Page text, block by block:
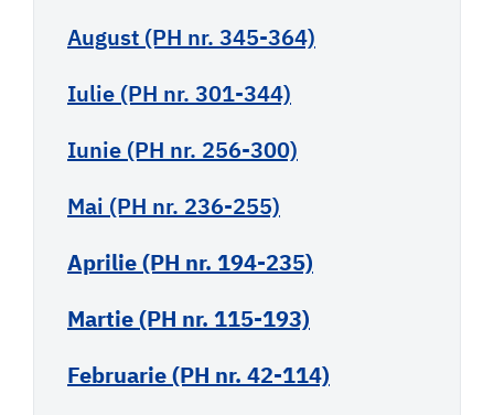
August (PH nr. 345-364)
Iulie (PH nr. 301-344)
Iunie (PH nr. 256-300)
Mai (PH nr. 236-255)
Aprilie (PH nr. 194-235)
Martie (PH nr. 115-193)
Februarie (PH nr. 42-114)